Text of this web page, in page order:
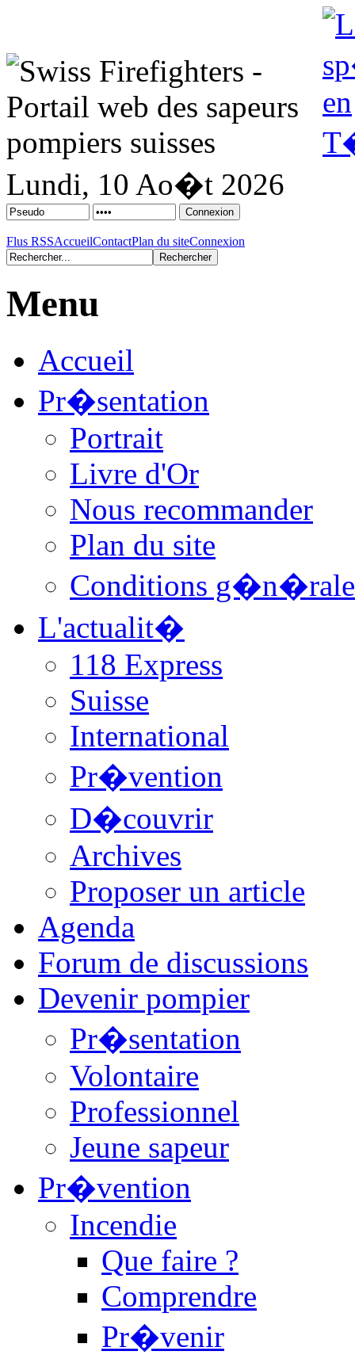
Lundi, 10 Ao�t 2026
Flus RSSAccueilContactPlan du siteConnexion
Menu
Accueil
Pr�sentation
Portrait
Livre d'Or
Nous recommander
Plan du site
Conditions
L'actualit�
118 Express
Suisse
International
Pr�vention
D�couvrir
Archives
Proposer un article
Agenda
Forum de discussions
Devenir pompier
Pr�sentation
Volontaire
Professionnel
Jeune sapeur
Pr�vention
Incendie
Que faire ?
Comprendre
Pr�venir